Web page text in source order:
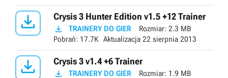
 Crysis 3 Hunter Edition v1.5 +12 Trainer
 TRAINERY DO GIER Rozmiar: 2.3 MB
Pobrań: 17.7K Aktualizacja 22 sierpnia 2013
 Crysis 3 v1.4 +6 Trainer
 TRAINERY DO GIER Rozmiar: 1.9 MB